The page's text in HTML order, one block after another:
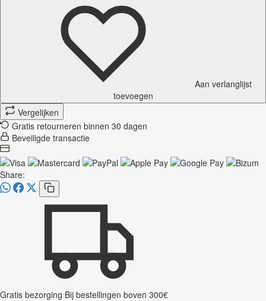
Aan verlanglijst
toevoegen
Vergelijken
Gratis retourneren binnen 30 dagen
Beveiligde transactie
Share:
Gratis bezorging Bij bestellingen boven 300€